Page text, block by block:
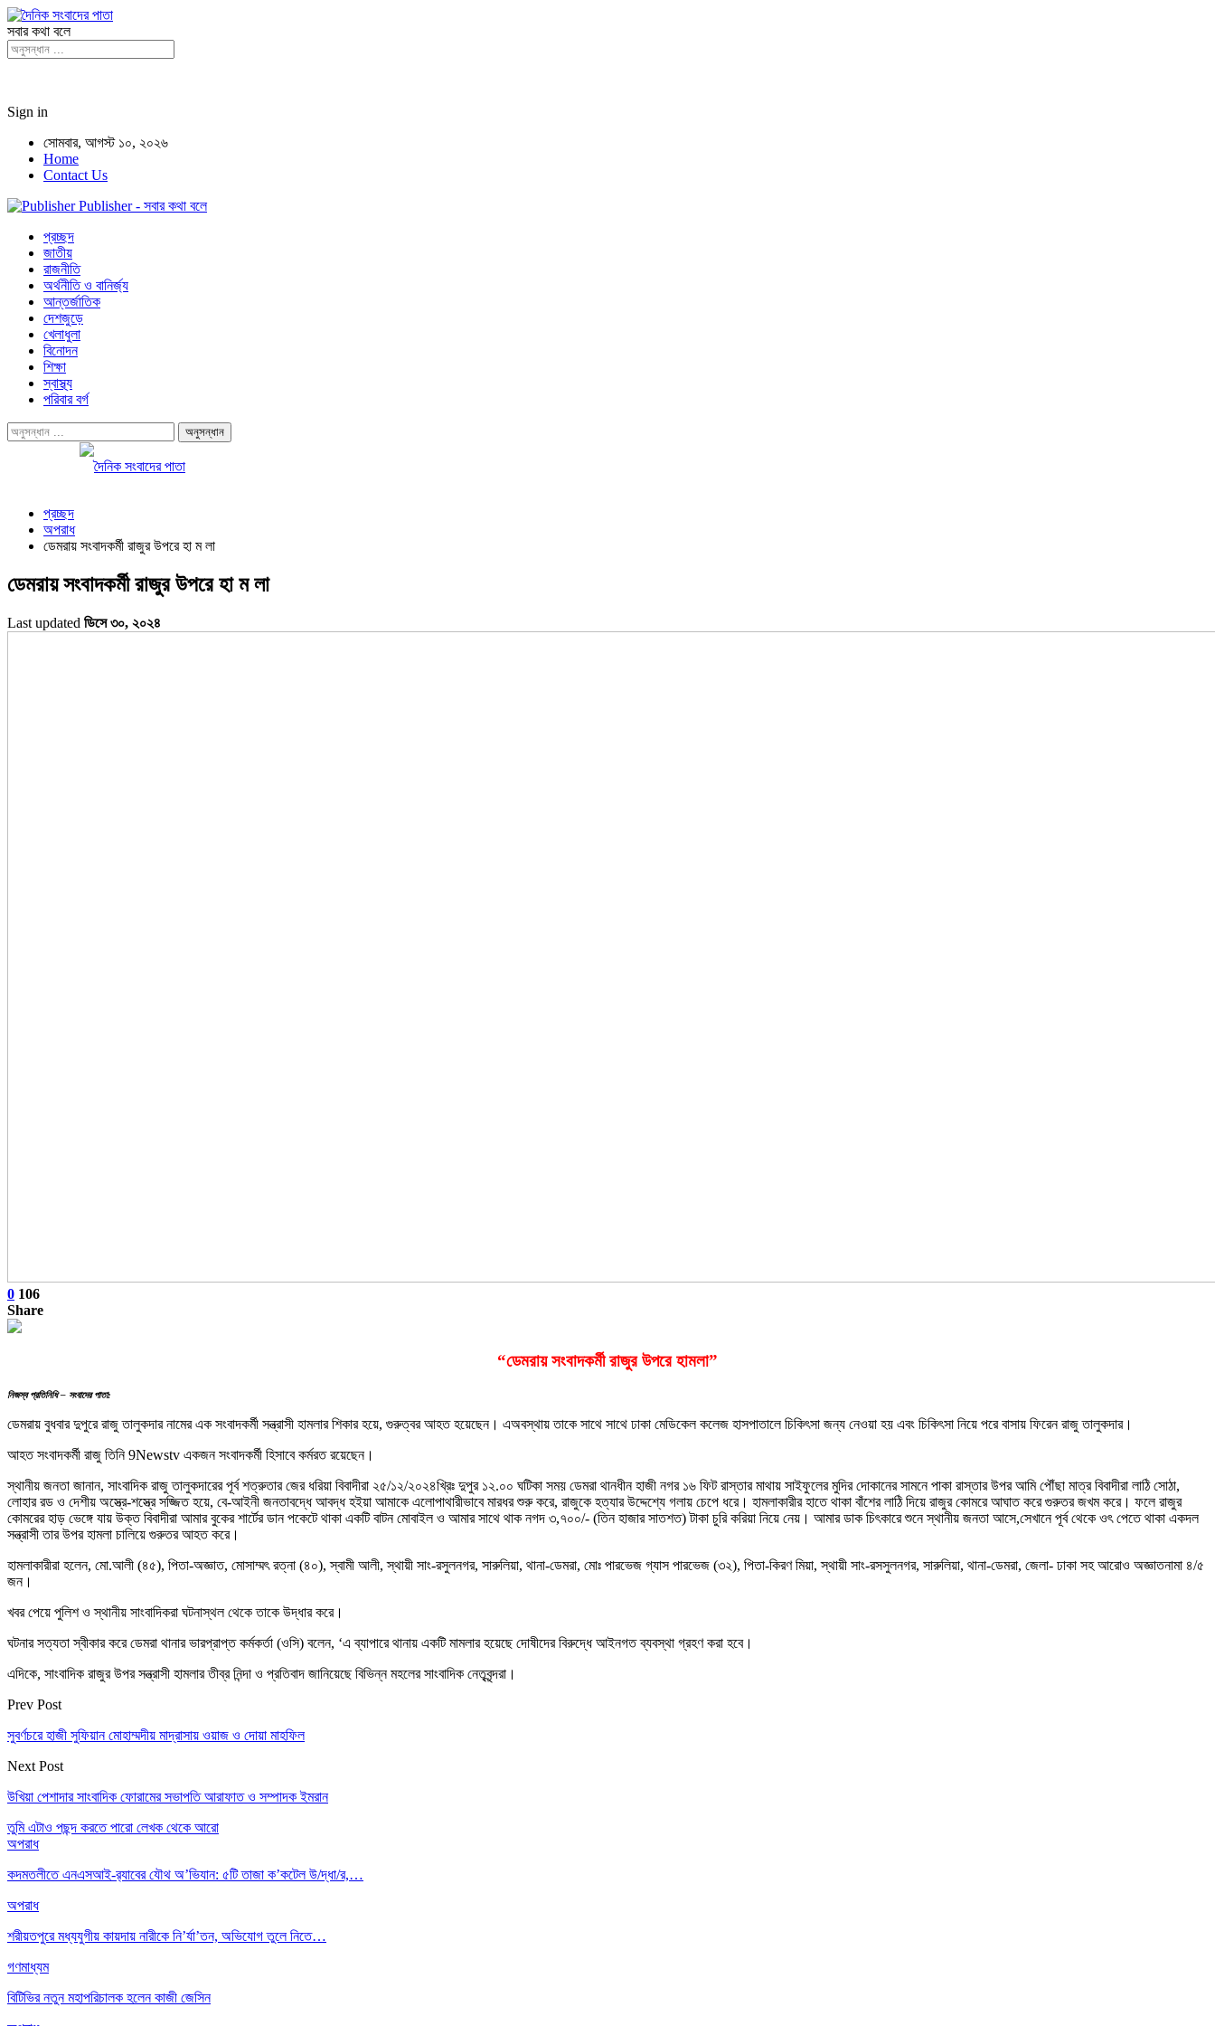
সবার কথা বলে
Sign in
সোমবার, আগস্ট ১০, ২০২৬
Home
Contact Us
Publisher - সবার কথা বলে
প্রচ্ছদ
জাতীয়
রাজনীতি
অর্থনীতি ও বানির্জ্য
আন্তর্জাতিক
দেশজুড়ে
খেলাধুলা
বিনোদন
শিক্ষা
স্বাস্থ্য
পরিবার বর্গ
প্রচ্ছদ
অপরাধ
ডেমরায় সংবাদকর্মী রাজুর উপরে হা ম লা
ডেমরায় সংবাদকর্মী রাজুর উপরে হা ম লা
Last updated ডিসে ৩০, ২০২৪
0 106
Share
“ডেমরায় সংবাদকর্মী রাজুর উপরে হামলা”
নিজস্ব প্রতিনিধি – সংবাদের পাতা:
ডেমরায় বুধবার দুপুরে রাজু তালুকদার নামের এক সংবাদকর্মী সন্ত্রাসী হামলার শিকার হয়ে, গুরুত্বর আহত হয়েছেন। এঅবস্থায় তাকে সাথে সাথে ঢাকা মেডিকেল কলেজ হাসপাতালে চিকিৎসা জন্য নেওয়া হয় এবং চিকিৎসা নিয়ে পরে বাসায় ফিরেন রাজু তালুকদার।
আহত সংবাদকর্মী রাজু তিনি 9Newstv একজন সংবাদকর্মী হিসাবে কর্মরত রয়েছেন।
স্থানীয় জনতা জানান, সাংবাদিক রাজু তালুকদারের পূর্ব শত্রুতার জের ধরিয়া বিবাদীরা ২৫/১২/২০২৪খ্রিঃ দুপুর ১২.০০ ঘটিকা সময় ডেমরা থানধীন হাজী নগর ১৬ ফিট রাস্তার মাথায় সাইফুলের মুদির দোকানের সামনে পাকা রাস্তার উপর আমি পৌঁছা মাত্র বিবাদীরা লাঠি সোঠা,
লোহার রড ও দেশীয় অস্ত্রে-শস্ত্রে সজ্জিত হয়ে, বে-আইনী জনতাবদ্ধে আবদ্ধ হইয়া আমাকে এলোপাথারীভাবে মারধর শুরু করে, রাজুকে হত্যার উদ্দেশ্যে গলায় চেপে ধরে। হামলাকারীর হাতে থাকা বাঁশের লাঠি দিয়ে রাজুর কোমরে আঘাত করে গুরুতর জখম করে। ফলে রাজুর
কোমরের হাড় ভেঙ্গে যায় উক্ত বিবাদীরা আমার বুকের শার্টের ডান পকেটে থাকা একটি বাটন মোবাইল ও আমার সাথে থাক নগদ ৩,৭০০/- (তিন হাজার সাতশত) টাকা চুরি করিয়া নিয়ে নেয়। আমার ডাক চিৎকারে শুনে স্থানীয় জনতা আসে,সেখানে পূর্ব থেকে ওৎ পেতে থাকা একদল
সন্ত্রাসী তার উপর হামলা চালিয়ে গুরুতর আহত করে।
হামলাকারীরা হলেন, মো.আলী (৪৫), পিতা-অজ্ঞাত, মোসাম্মৎ রত্না (৪০), স্বামী আলী, স্থায়ী সাং-রসুলনগর, সারুলিয়া, থানা-ডেমরা, মোঃ পারভেজ গ্যাস পারভেজ (৩২), পিতা-কিরণ মিয়া, স্থায়ী সাং-রসসুলনগর, সারুলিয়া, থানা-ডেমরা, জেলা- ঢাকা সহ আরোও অজ্ঞাতনামা ৪/৫
জন।
খবর পেয়ে পুলিশ ও স্থানীয় সাংবাদিকরা ঘটনাস্থল থেকে তাকে উদ্ধার করে।
ঘটনার সত্যতা স্বীকার করে ডেমরা থানার ভারপ্রাপ্ত কর্মকর্তা (ওসি) বলেন, ‘এ ব্যাপারে থানায় একটি মামলার হয়েছে দোষীদের বিরুদ্ধে আইনগত ব্যবস্থা গ্রহণ করা হবে।
এদিকে, সাংবাদিক রাজুর উপর সন্ত্রাসী হামলার তীব্র নিন্দা ও প্রতিবাদ জানিয়েছে বিভিন্ন মহলের সাংবাদিক নেতৃবৃন্দরা।
Prev Post
সুবর্ণচরে হাজী সুফিয়ান মোহাম্মদীয় মাদ্রাসায় ওয়াজ ও দোয়া মাহফিল
Next Post
উখিয়া পেশাদার সাংবাদিক ফোরামের সভাপতি আরাফাত ও সম্পাদক ইমরান
তুমি এটাও পছন্দ করতে পারো লেখক থেকে আরো
অপরাধ
কদমতলীতে এনএসআই-র‍্যাবের যৌথ অ’ভিযান: ৫টি তাজা ক’কটেল উ/দ্ধা/র,…
অপরাধ
শরীয়তপুরে মধ্যযুগীয় কায়দায় নারীকে নি’র্যা’তন, অভিযোগ তুলে নিতে…
গণমাধ্যম
বিটিভির নতুন মহাপরিচালক হলেন কাজী জেসিন